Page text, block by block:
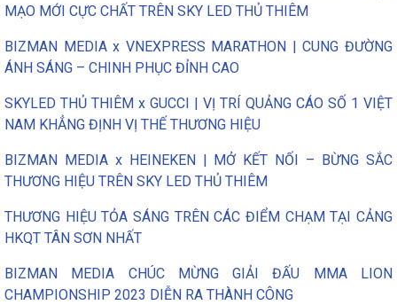
MẠO MỚI CỰC CHẤT TRÊN SKY LED THỦ THIÊM
BIZMAN MEDIA x VNEXPRESS MARATHON | CUNG ĐƯỜNG
ÁNH SÁNG – CHINH PHỤC ĐỈNH CAO
SKYLED THỦ THIÊM x GUCCI | VỊ TRÍ QUẢNG CÁO SỐ 1 VIỆT
NAM KHẲNG ĐỊNH VỊ THẾ THƯƠNG HIỆU
BIZMAN MEDIA x HEINEKEN | MỞ KẾT NỐI – BỪNG SẮC
THƯƠNG HIỆU TRÊN SKY LED THỦ THIÊM
THƯƠNG HIỆU TỎA SÁNG TRÊN CÁC ĐIỂM CHẠM TẠI CẢNG
HKQT TÂN SƠN NHẤT
BIZMAN MEDIA CHÚC MỪNG GIẢI ĐẤU MMA LION
CHAMPIONSHIP 2023 DIỄN RA THÀNH CÔNG